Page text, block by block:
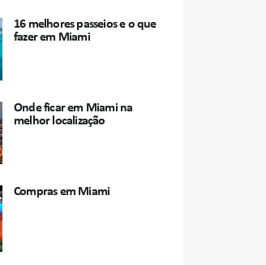
16 melhores passeios e o que
fazer em Miami
Onde ficar em Miami na
melhor localização
Compras em Miami